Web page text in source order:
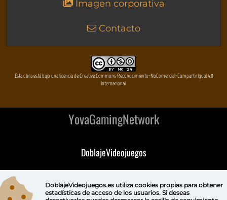
Imagen corporativa
Contacto
Esta obra está bajo una licencia de Creative Commons Reconocimiento-NoComercial-CompartirIgual 4.0
Internacional
YovaGamingNetwork
DoblajeVideojuegos
DeVuego GAL
DoblajeVideojuegos.es utiliza cookies propiaspara obtener
estadísticas de acceso de los usuarios. Si deseas